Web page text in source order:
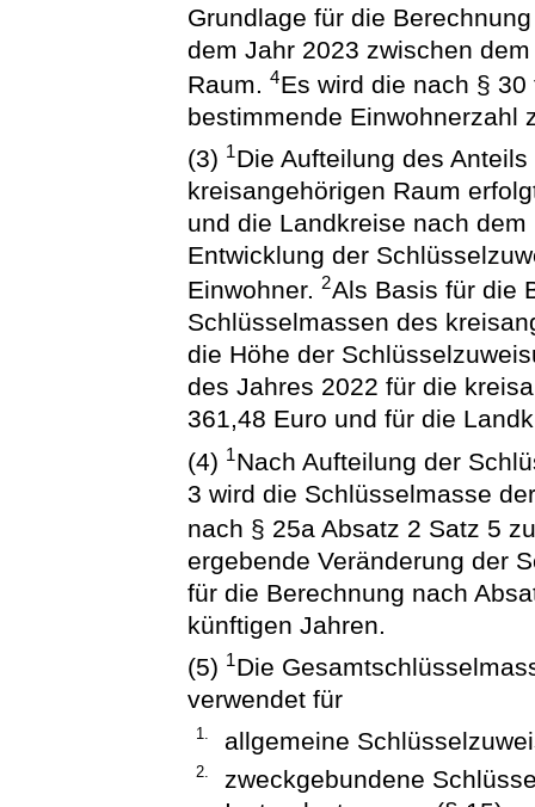
Grundlage für die
dem Jahr 2023 zwischen
Raum.4Es wird die nach §
bestimmende Einwohnerzahl
(3) 1Die Aufteilung des
kreisangehörigen Raum
und die Landkreise nach
Entwicklung der
Einwohner.2Als Basis für die
Schlüsselmassen des
die Höhe der
des Jahres 2022 für die
361,48 Euro und für die
(4) 1Nach Aufteilung der
3 wird die Schlüsselmasse
nach § 25a Absatz 2 Satz 5
ergebende Veränderung der
für die Berechnung nach
künftigen Jahren.
(5) 1Die
verwendet für
1. allgemeine
2.
zweckgebundene